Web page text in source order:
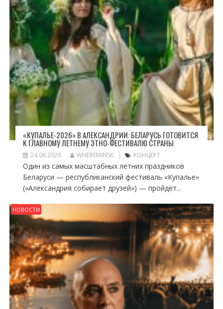
«КУПАЛЬЕ-2026» В АЛЕКСАНДРИИ: БЕЛАРУСЬ ГОТОВИТСЯ
К ГЛАВНОМУ ЛЕТНЕМУ ЭТНО-ФЕСТИВАЛЮ СТРАНЫ
24.06.2026 WHEREMINSK КОНЦЕРТ
Один из самых масштабных летних праздников
Беларуси — республиканский фестиваль «Купалье»
(«Александрия собирает друзей») — пройдёт...
НОВОСТИ